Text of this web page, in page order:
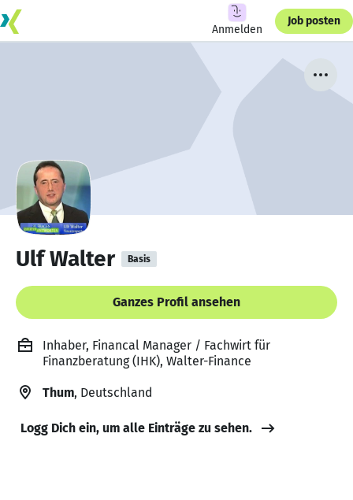
Anmelden
Job posten
Ulf Walter Basis
Ganzes Profil ansehen
Inhaber, Financal Manager / Fachwirt für
Finanzberatung (IHK), Walter-Finance
Thum, Deutschland
Logg Dich ein, um alle Einträge zu sehen.